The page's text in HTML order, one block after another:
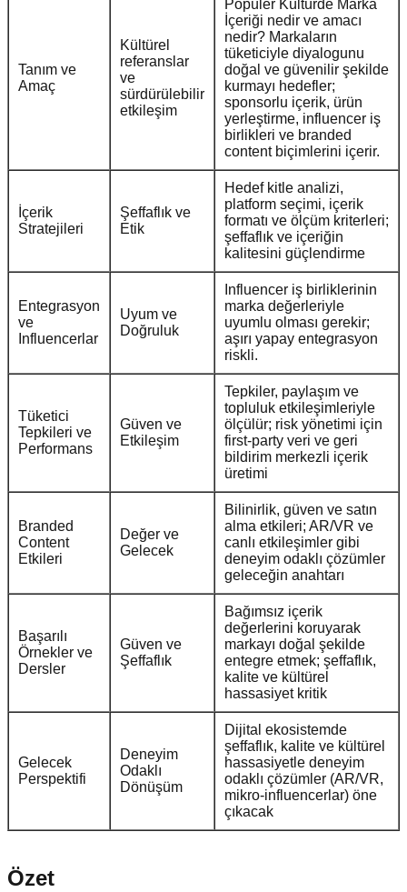
Tanım ve
Amaç
Kültürel
referanslar
ve
sürdürülebilir
etkileşim
Popüler Kültürde Marka
İçeriği nedir ve amacı
nedir? Markaların
tüketiciyle diyalogunu
doğal ve güvenilir şekilde
kurmayı hedefler;
sponsorlu içerik, ürün
yerleştirme, influencer iş
birlikleri ve branded
content biçimlerini içerir.
İçerik
Stratejileri
Şeffaflık ve
Etik
Hedef kitle analizi,
platform seçimi, içerik
formatı ve ölçüm kriterleri;
şeffaflık ve içeriğin
kalitesini güçlendirme
Entegrasyon
ve
Influencerlar
Uyum ve
Doğruluk
Influencer iş birliklerinin
marka değerleriyle
uyumlu olması gerekir;
aşırı yapay entegrasyon
riskli.
Tüketici
Tepkileri ve
Performans
Güven ve
Etkileşim
Tepkiler, paylaşım ve
topluluk etkileşimleriyle
ölçülür; risk yönetimi için
first-party veri ve geri
bildirim merkezli içerik
üretimi
Branded
Content
Etkileri
Değer ve
Gelecek
Bilinirlik, güven ve satın
alma etkileri; AR/VR ve
canlı etkileşimler gibi
deneyim odaklı çözümler
geleceğin anahtarı
Başarılı
Örnekler ve
Dersler
Güven ve
Şeffaflık
Bağımsız içerik
değerlerini koruyarak
markayı doğal şekilde
entegre etmek; şeffaflık,
kalite ve kültürel
hassasiyet kritik
Gelecek
Perspektifi
Deneyim
Odaklı
Dönüşüm
Dijital ekosistemde
şeffaflık, kalite ve kültürel
hassasiyetle deneyim
odaklı çözümler (AR/VR,
mikro-influencerlar) öne
çıkacak
Özet